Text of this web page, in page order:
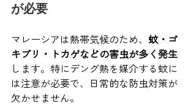
が必要
マレーシアは熱帯気候のため、 蚊・ゴ
キブリ・トカゲなどの害虫が多く発生
します。特にデング熱を媒介する蚊に
は注意が必要で、日常的な防虫対策が
欠かせません。